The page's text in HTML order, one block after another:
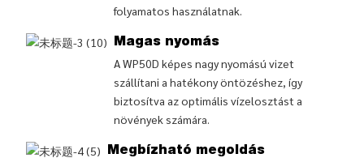
folyamatos használatnak.
Magas nyomás
A WP50D képes nagy nyomású vizet
szállítani a hatékony öntözéshez, így
biztosítva az optimális vízelosztást a
növények számára.
Megbízható megoldás